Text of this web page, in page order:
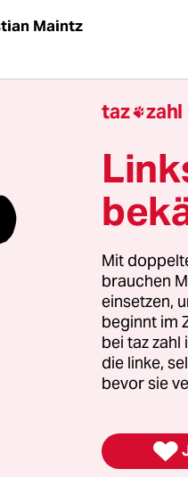
Maintz
wie niedlich!“ aus.
taz 
Mit
brauchen
einsetzen,
beginnt im
bei taz
die linke,
bevor sie
